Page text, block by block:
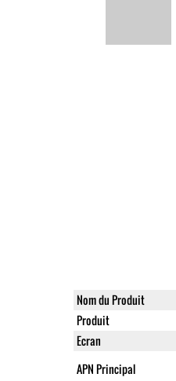
Nom du Produit
Produit
Ecran
APN Principal